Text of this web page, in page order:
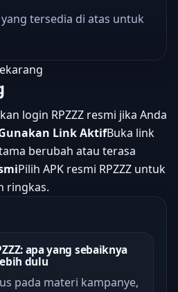
tersedia di atas untuk
login RPZZZ resmi jika Anda
Link AktifBuka link
berubah atau terasa
Pilih APK resmi RPZZZ untuk
ringkas.
apa yang sebaiknya
dulu
pada materi kampanye,